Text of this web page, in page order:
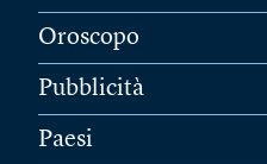
Oroscopo
Pubblicità
Paesi